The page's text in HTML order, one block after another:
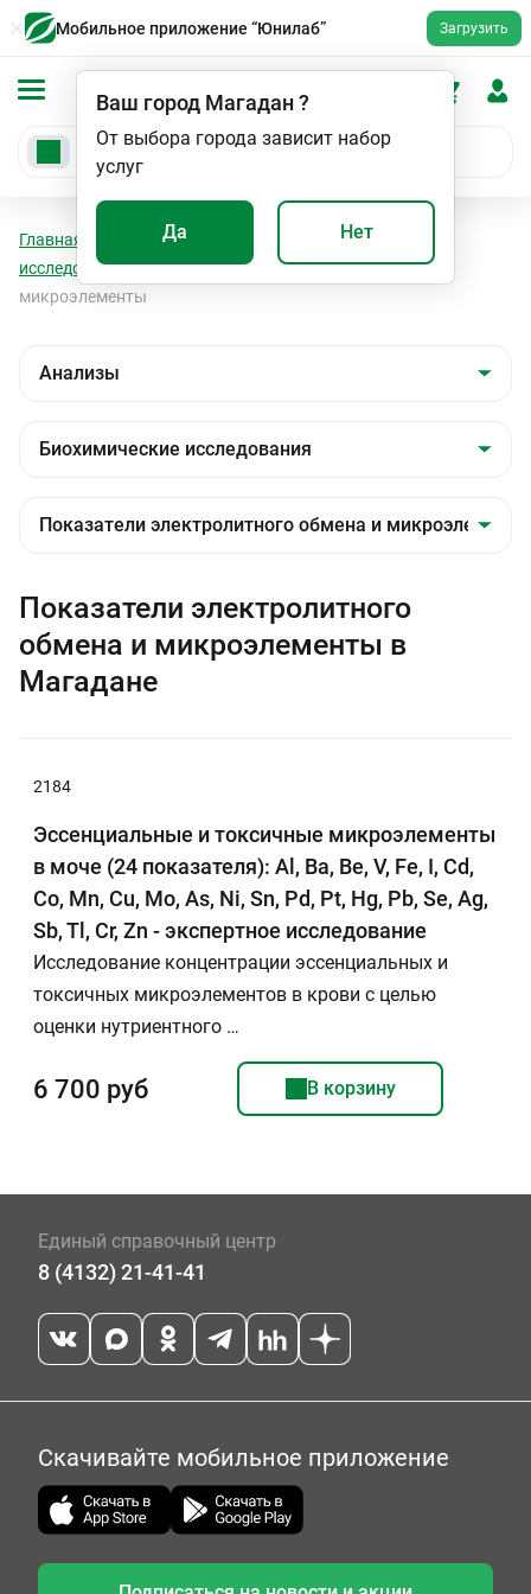
Мобильное приложение “Юнилаб” Загрузить
Ваш город Магадан?
От выбора города зависит набор
услуг
Да Нет
Главная Анализы
Биохимические
исследования
Показатели электролитного обмена и
микроэлементы
Показатели электролитного
обмена и микроэлементы в
Магадане
2184
Эссенциальные и токсичные микроэлементы
в моче (24 показателя): Al, Ba, Be, V, Fe, I, Cd,
Co, Mn, Cu, Mo, As, Ni, Sn, Pd, Pt, Hg, Pb, Se, Ag,
Sb, Tl, Cr, Zn - экспертное исследование
Исследование концентрации эссенциальных и
токсичных микроэлементов в крови с целью
оценки нутриентного …
6 700 руб В корзину
Единый справочный центр
8 (4132) 21-41-41
Скачивайте мобильное приложение